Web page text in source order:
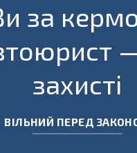
за
захисті
ВІЛЬНИЙ ПЕРЕД